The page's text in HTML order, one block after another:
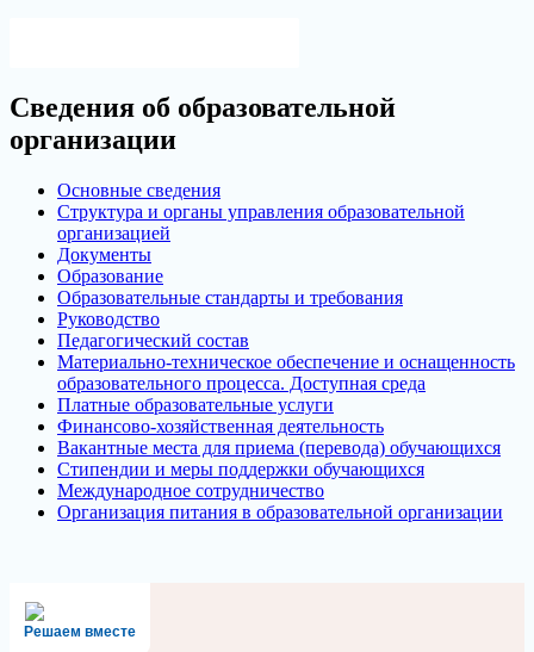
Сведения об образовательной
организации
Основные сведения
Структура и органы управления образовательной
организацией
Документы
Образование
Образовательные стандарты и требования
Руководство
Педагогический состав
Материально-техническое обеспечение и оснащенность
образовательного процесса. Доступная среда
Платные образовательные услуги
Финансово-хозяйственная деятельность
Вакантные места для приема (перевода) обучающихся
Стипендии и меры поддержки обучающихся
Международное сотрудничество
Организация питания в образовательной организации
Решаем вместе